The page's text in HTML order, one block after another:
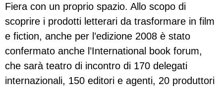
Fiera con un proprio spazio. Allo scopo di
scoprire i prodotti letterari da trasformare in film
e fiction, anche per l’edizione 2008 è stato
confermato anche l’International book forum,
che sarà teatro di incontro di 170 delegati
internazionali, 150 editori e agenti, 20 produttori